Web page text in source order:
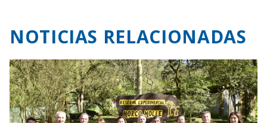
NOTICIAS RELACIONADAS